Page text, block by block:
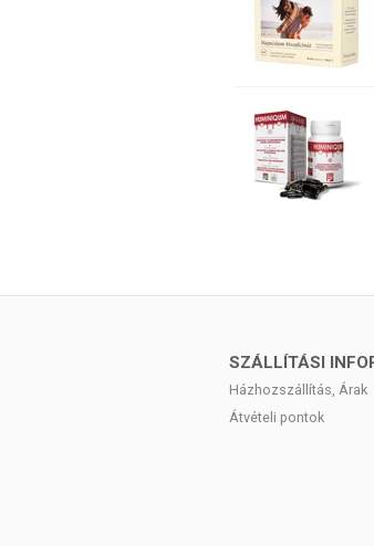
SZÁLLÍTÁSI
Házhozszállítás, Árak
Átvételi pontok